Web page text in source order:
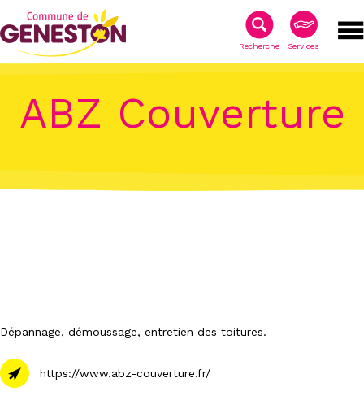
Recherche Services
ABZ Couverture
Dépannage, démoussage, entretien des toitures.
https://www.abz-couverture.fr/